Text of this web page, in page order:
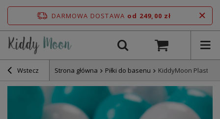
DARMOWA DOSTAWA od 249,00 zł
Wstecz Strona główna Piłki do basenu KiddyMoon